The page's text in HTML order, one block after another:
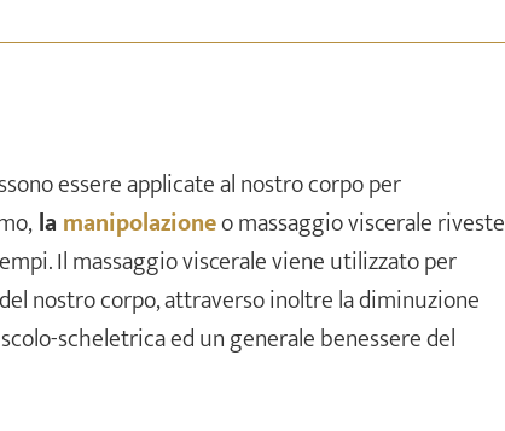
essere applicate al nostro corpo per
la manipolazioneo massaggio viscerale riveste
Il massaggio viscerale viene utilizzato per
nostro corpo, attraverso inoltre la diminuzione
scheletrica ed un generale benessere del